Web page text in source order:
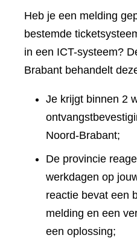
Heb je een melding
bestemde
in een ICT-systeem?
Brabant behandelt
Je krijgt binnen 2
Noord-Brabant;
De provincie
werkdagen op
reactie bevat een
melding en een
een oplossing;